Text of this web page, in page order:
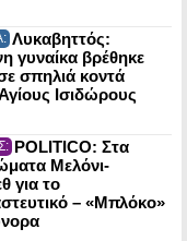
Λυκαβηττός:
γυναίκα βρέθηκε
σπηλιά κοντά
Ισιδώρους
POLITICO: Στα
Μελόνι-
για το
– «Μπλόκο»